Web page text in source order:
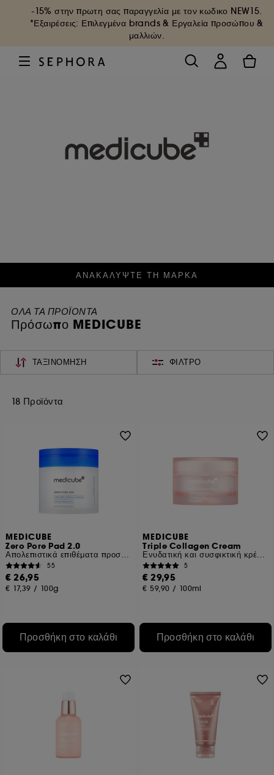
-15% στην πρωτη σας παραγγελία με τον κωδικο NEW15.
*Εξαιρέσεις: Επιλεγμένα brands & Εργαλεία προσώπου &
μαλλιών.
ΑΝΑΚΑΛΥΨΤΕ ΤΗ ΜΑΡΚΑ
ΟΛΑ ΤΑ ΠΡΟΪΟΝΤΑ
Πρόσωπο MEDICUBE
ΤΑΞΙΝΌΜΗΣΗ ΦΊΛΤΡΟ
18 Προϊόντα
MEDICUBE
Zero Pore Pad 2.0
Απολεπιστικά επιθέματα προσώπου
55
€ 26,95
€ 17,39 / 100g
Προσθήκη στο καλάθι
MEDICUBE
Triple Collagen Cream
Ενυδατική και συσφικτική κρέμα προσώπου
5
€ 29,95
€ 59,90 / 100ml
Προσθήκη στο καλάθι